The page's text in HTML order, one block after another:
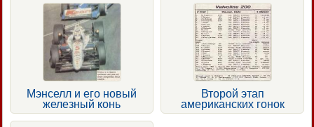
Мэнселл и его новый
железный конь
Второй этап
американских гонок